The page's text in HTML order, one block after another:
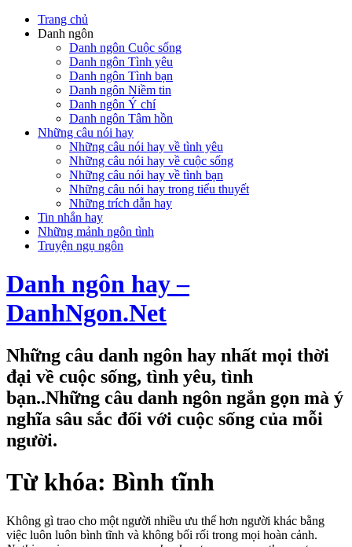
Trang chủ
Danh ngôn
Danh ngôn Cuộc sống
Danh ngôn Tình yêu
Danh ngôn Tình bạn
Danh ngôn Niềm tin
Danh ngôn Ý chí
Danh ngôn Tâm hồn
Những câu nói hay
Những câu nói hay về tình yêu
Những câu nói hay về cuộc sống
Những câu nói hay về tình bạn
Những câu nói hay trong tiểu thuyết
Những trích dẫn hay
Tin nhắn hay
Những mảnh ngôn tình
Truyện ngụ ngôn
Danh ngôn hay –
DanhNgon.Net
Những câu danh ngôn hay nhất mọi thời
đại về cuộc sống, tình yêu, tình
bạn..Những câu danh ngôn ngắn gọn mà ý
nghĩa sâu sắc đối với cuộc sống của mỗi
người.
Từ khóa: Bình tĩnh
Không gì trao cho một người nhiều ưu thế hơn người khác bằng
việc luôn luôn bình tĩnh và không bối rối trong mọi hoàn cảnh.